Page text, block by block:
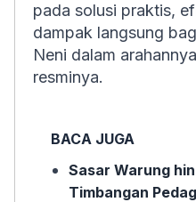
pada solusi praktis,
dampak langsung
Neni dalam
resminya.
BACA JUGA
Sasar Warung
Timbangan